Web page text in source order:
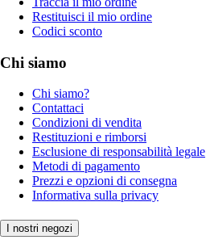
Restituisci il mio ordine
Codici sconto
Chi siamo
Chi siamo?
Contattaci
Condizioni di vendita
Restituzioni e rimborsi
Esclusione di responsabilità legale
Metodi di pagamento
Prezzi e opzioni di consegna
Informativa sulla privacy
I nostri negozi